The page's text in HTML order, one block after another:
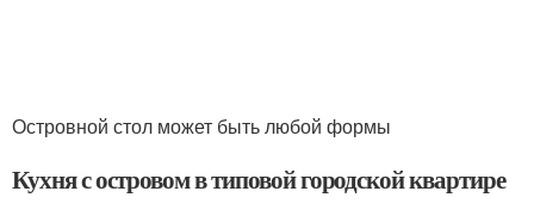
Островной стол может быть любой формы
Кухня с островом в типовой городской квартире